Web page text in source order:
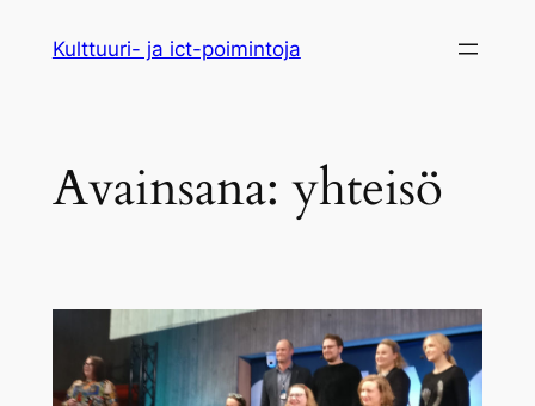
sisältöön
Kulttuuri- ja ict-poimintoja
Avainsana:yhteisö